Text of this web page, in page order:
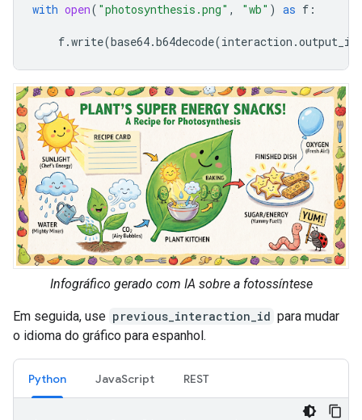
with open( "photosynthesis.png" , "wb" ) as f :
f.write(base64.b64decode(interaction .
Infográfico gerado com IA sobre a fotossíntese
Em seguida, use previous_interaction_id para mudar
o idioma do gráfico para espanhol.
Python JavaScript REST